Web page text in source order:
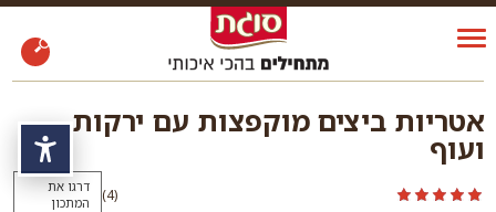
אטריות ביצים מוקפצות עם ירקות
ועוף
(4
)
דרגו את
המתכון